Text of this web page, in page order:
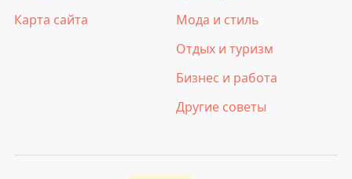
Карта сайта
Мода и стиль
Отдых и туризм
Бизнес и работа
Другие советы